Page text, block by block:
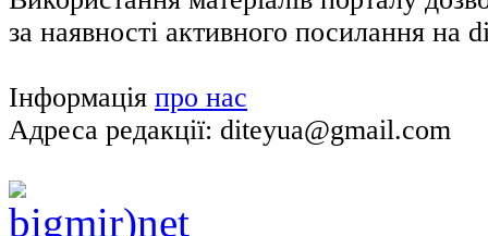
за наявності активного посилання на
Інформація про нас
Адреса редакції: diteyua@gmail.com